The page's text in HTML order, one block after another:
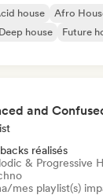
house
Afro
Deep house Future
and
réalisés
& Progressive
mes playlist(s)